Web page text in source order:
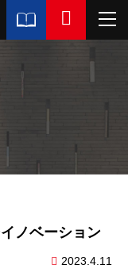
ノベーション
2023.4.11